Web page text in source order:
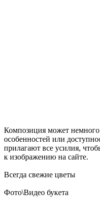
Композиция может немного
особенностей или
прилагают все усилия,
к изображению на сайте.
Всегда свежие цветы
Фото\Видео букета